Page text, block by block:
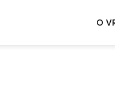
O